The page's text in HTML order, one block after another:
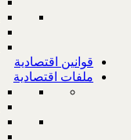
قوانين اقتصادية
ملفات اقتصادية